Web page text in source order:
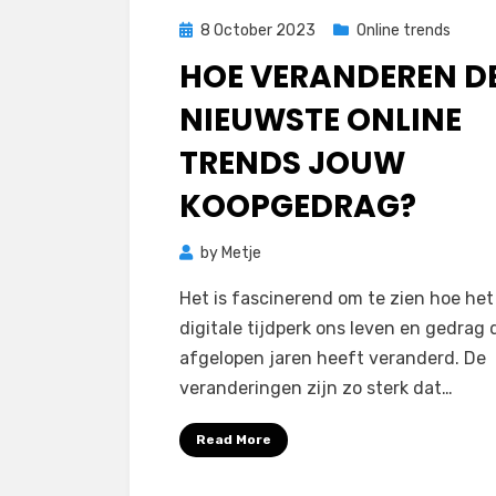
Posted
8 October 2023 Online trends
HOE VERANDEREN
NIEUWSTE ONLINE
TRENDS JOUW
KOOPGEDRAG?
by Metje
Het is fascinerend om te zien hoe het
digitale tijdperk ons leven en gedrag
afgelopen jaren heeft veranderd. De
veranderingen zijn zo sterk dat…
Read More